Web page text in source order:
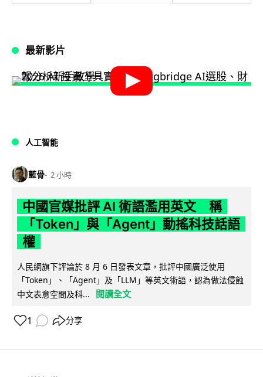
最新影片
人工智能
藍骨 2 小時
中國官媒批評 AI 術語濫用英文 稱
「Token」與「Agent」動搖科技話語
權
人民網旗下評論於 8 月 6 日發表文章，批評中國廣泛使用
「Token」、「Agent」及「LLM」等英文術語，認為做法侵蝕
中文表意空間及科...
閱讀全文
1 分享